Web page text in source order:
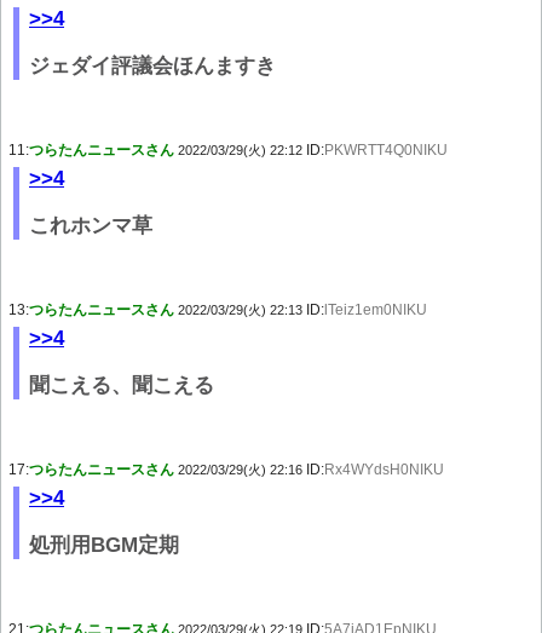
>>4
ジェダイ評議会ほんますき
11:つらたんニュースさん 2022/03/29(火) 22:12 ID:PKWRTT4Q0NIKU
>>4
これホンマ草
13:つらたんニュースさん 2022/03/29(火) 22:13 ID: lTeiz1em0NIKU
>>4
聞こえる、聞こえる
17:つらたんニュースさん 2022/03/29(火) 22:16 ID:Rx4WYdsH0NIKU
>>4
処刑用BGM定期
21:つらたんニュースさん 2022/03/29(火) 22:19 ID:5A7iAD1EpNIKU